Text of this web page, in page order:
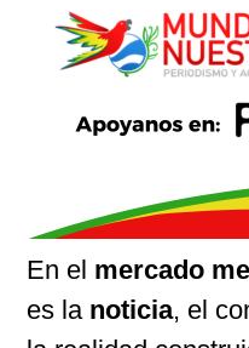
En el mercado
es la noticia, el